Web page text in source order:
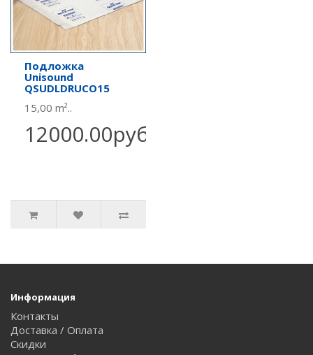
Подложка
Unisound
QSUDLDRUCO15
15,00 m²..
12000.00руб.
Информация
Контакты
Доставка / Оплата
Скидки